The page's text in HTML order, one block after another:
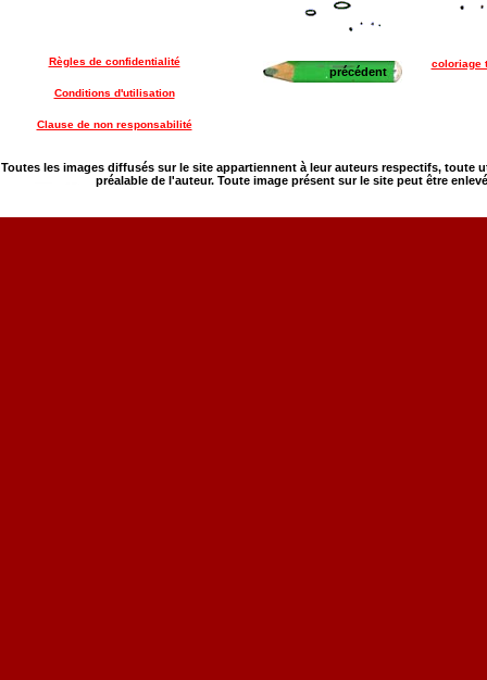
Règles de confidentialité
Conditions d'utilisation
Clause de non responsabilité
précédent
coloriage
Toutes les images diffusés sur le site appartiennent à leur auteurs respectifs,
préalable de l'auteur. Toute image présent sur le site peut être